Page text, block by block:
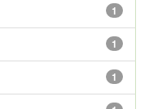
1
1
1